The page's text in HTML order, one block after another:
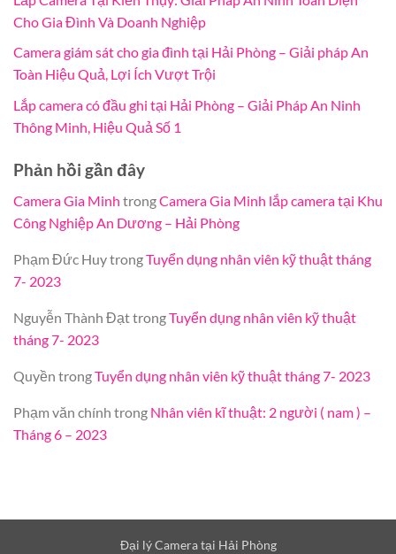
Cho Gia Đình Và Doanh Nghiệp
Camera giám sát cho gia đình tại Hải Phòng – Giải pháp An
Toàn Hiệu Quả, Lợi Ích Vượt Trội
Lắp camera có đầu ghi tại Hải Phòng – Giải Pháp An Ninh
Thông Minh, Hiệu Quả Số 1
Phản hồi gần đây
Camera Gia Minh trongCamera Gia Minh lắp camera tại Khu
Công Nghiệp An Dương – Hải Phòng
Phạm Đức HuytrongTuyển dụng nhân viên kỹ thuật tháng
7- 2023
Nguyễn Thành ĐạttrongTuyển dụng nhân viên kỹ thuật
tháng 7- 2023
Quyền trongTuyển dụng nhân viên kỹ thuật tháng 7- 2023
Phạm văn chính trong Nhân viên kĩ thuật: 2 người ( nam ) –
Tháng 6 – 2023
Đại lý Camera tại Hải Phòng